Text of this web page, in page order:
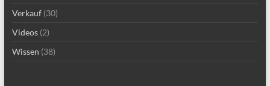
Verkauf(30)
Videos(2)
Wissen (38)